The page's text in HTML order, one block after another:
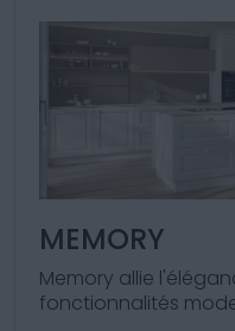
MEMORY
Memory allie
fonctionnalités